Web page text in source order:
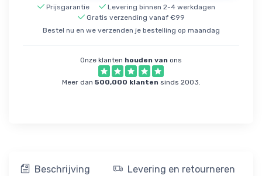
Prijsgarantie
Levering binnen 2-4 werkdagen
Gratis verzending vanaf €99
Bestel nu en we verzenden je bestelling op maandag
Onze klanten houden van ons
Meer dan 500,000 klanten sinds 2003.
Beschrijving Levering en retourneren